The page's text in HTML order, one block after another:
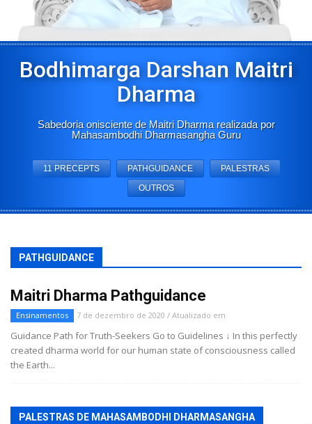
Bodhimarga Darshan Maitri
Dharma
Sabedoria onisciente de Maitri Dharma realizada por
Mahasambodhi Dharmasangha Guru
11 PRECEPTS PATHGUIDANCE PALESTRAS
OUTROS
PATHGUIDANCE
Maitri Dharma Pathguidance
Ensinamentos 7 de dezembro de 2020 / Atualizado em
Guidance Path for Truth-Seekers Go to Guidelines ↓ In this perfectly
created dharma world for our human state of consciousness called
the Earth...
PALESTRAS DE MAHASAMBODHI DHARMASANGHA